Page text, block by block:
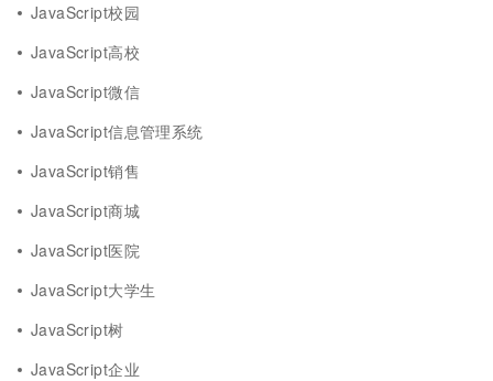
JavaScript校园
JavaScript高校
JavaScript微信
JavaScript信息管理系统
JavaScript销售
JavaScript商城
JavaScript医院
JavaScript大学生
JavaScript树
JavaScript企业